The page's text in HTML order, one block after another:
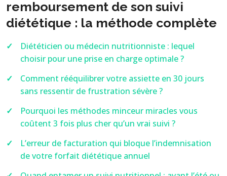
remboursement de son suivi
diététique : la méthode complète
Diététicien ou médecin nutritionniste : lequel
choisir pour une prise en charge optimale ?
Comment rééquilibrer votre assiette en 30 jours
sans ressentir de frustration sévère ?
Pourquoi les méthodes minceur miracles vous
coûtent 3 fois plus cher qu’un vrai suivi ?
L’erreur de facturation qui bloque l’indemnisation
de votre forfait diététique annuel